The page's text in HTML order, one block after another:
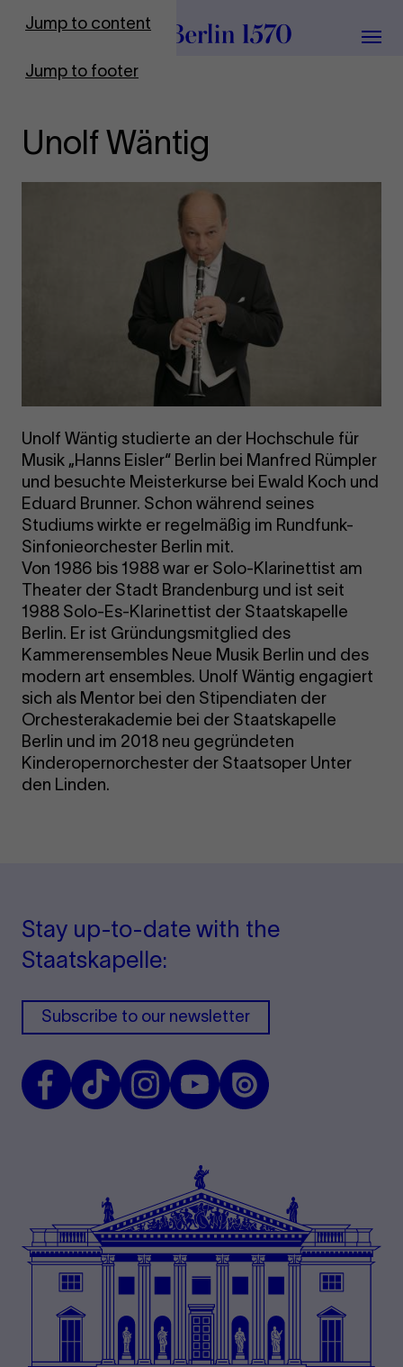
Jump to content
Jump to footer
To Frontpage
Unolf Wäntig
Unolf Wäntig studierte an der Hochschule für
Musik „Hanns Eisler“ Berlin bei Manfred Rümpler
und besuchte Meisterkurse bei Ewald Koch und
Eduard Brunner. Schon während seines
Studiums wirkte er regelmäßig im Rundfunk-
Sinfonieorchester Berlin mit.
Von 1986 bis 1988 war er Solo-Klarinettist am
Theater der Stadt Brandenburg und ist seit
1988 Solo-Es-Klarinettist der Staatskapelle
Berlin. Er ist Gründungsmitglied des
Kammerensembles Neue Musik Berlin und des
modern art ensembles. Unolf Wäntig engagiert
sich als Mentor bei den Stipendiaten der
Orchesterakademie bei der Staatskapelle
Berlin und im 2018 neu gegründeten
Kinderopernorchester der Staatsoper Unter
den Linden.
Stay up-to-date with the
Staatskapelle:
Subscribe to our newsletter
FacebookTikTokInstagramYoutubeIssuu